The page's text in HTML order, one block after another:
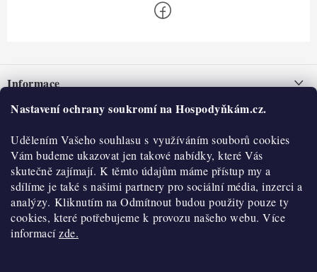
Nastavení ochrany soukromí na Hospodyňkám.cz.
Udělením Vašeho souhlasu s využíváním souborů cookies
Vám budeme ukazovat jen takové nabídky, které Vás
skutečně zajímají. K těmto údajům máme přístup my a
sdílíme je také s našimi partnery pro sociální média, inzerci a
analýzy. Kliknutím na Odmítnout budou použity pouze ty
cookies, které potřebujeme k provozu našeho webu. Více
informacízde.
pInformace
Nepřevzetí zásilky na dobírku
Obchodní podmínky
Hodnocení obchodu
Blog
Moje objednávka
O nás
Historie
Kontakty
O nákupu
Reklamace a vratky
Výdejní místa